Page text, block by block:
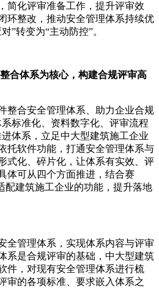
简化评审准备工作，提升评审效
环整改，推动安全管理体系持续优
”转变为“主动防控”。
合体系为核心，构建合规评审高
整合安全管理体系、助力企业合规
标准化、资料数字化、评审流程
体系，立足中大型建筑施工企业
托软件功能，打通安全管理体系与
式化、碎片化，让体系有实效、评
体可从四个方面推进，结合赛
配建筑施工企业的功能，提升落地
全管理体系，实现体系内容与评审
系是合规评审的基础，中大型建筑
件，对现有安全管理体系进行梳
审的各项标准、要求嵌入体系之